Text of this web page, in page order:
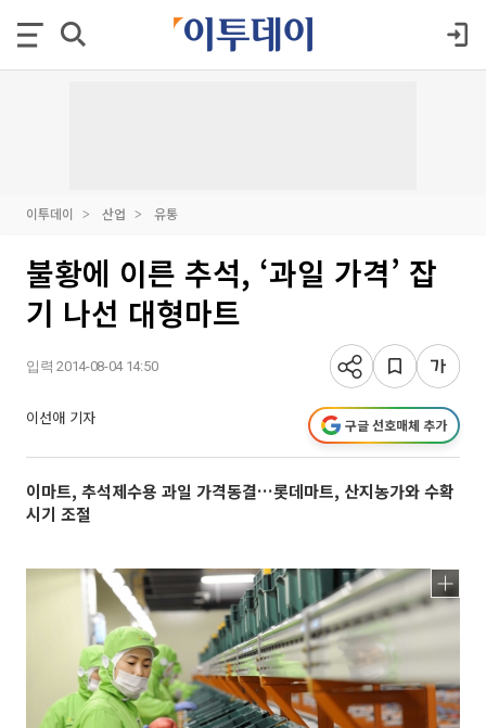
이투데이 산업 유통
불황에 이른 추석, ‘과일 가격’ 잡
기 나선 대형마트
입력 2014-08-04 14:50
이선애 기자 구글 선호매체 추가
이마트, 추석제수용 과일 가격동결…롯데마트, 산지농가와 수확
시기 조절